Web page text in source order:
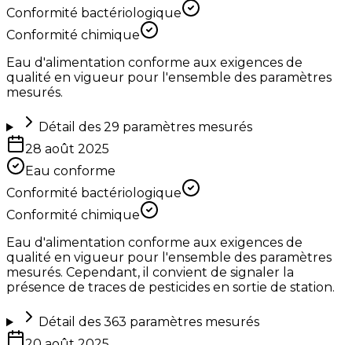
Conformité bactériologique
Conformité chimique
Eau d'alimentation conforme aux exigences de
qualité en vigueur pour l'ensemble des paramètres
mesurés.
Détail des 29 paramètres mesurés
28 août 2025
Eau conforme
Conformité bactériologique
Conformité chimique
Eau d'alimentation conforme aux exigences de
qualité en vigueur pour l'ensemble des paramètres
mesurés. Cependant, il convient de signaler la
présence de traces de pesticides en sortie de station.
Détail des 363 paramètres mesurés